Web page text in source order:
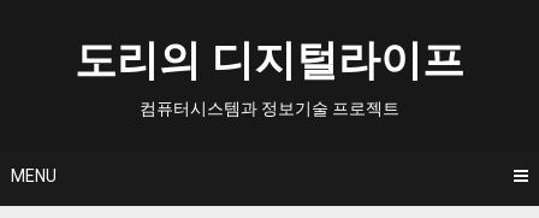
도리의 디지털라이프
컴퓨터시스템과 정보기술 프로젝트
MENU